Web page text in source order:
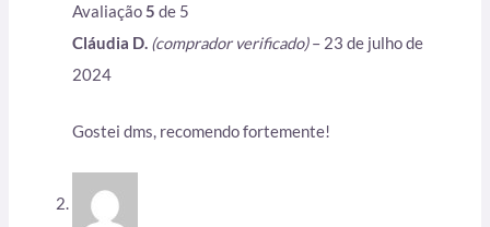
Avaliação5 de 5
Cláudia D. (comprador verificado) – 23 de julho de
2024
Gostei dms, recomendo fortemente!